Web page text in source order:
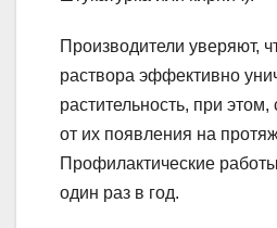
Производители уверяют,
раствора эффективно
растительность, при этом,
от их появления на
Профилактические
один раз в год.